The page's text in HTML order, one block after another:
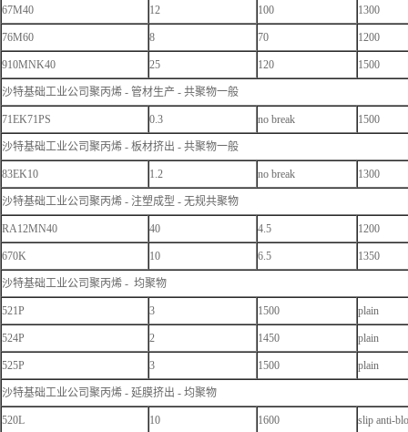
67M40 12 100 1300
76M60 8 70 1200
910MNK40 25 120 1500
沙特基础工业公司聚丙烯 - 管材生产 - 共聚物一般
71EK71PS 0.3 no break 1500
沙特基础工业公司聚丙烯 - 板材挤出 - 共聚物一般
83EK10 1.2 no break 1300
沙特基础工业公司聚丙烯 - 注塑成型 - 无规共聚物
RA12MN40 40 4.5 1200
670K 10 6.5 1350
沙特基础工业公司聚丙烯 - 均聚物
521P 3 1500 plain
524P 2 1450 plain
525P 3 1500 plain
沙特基础工业公司聚丙烯 - 延膜挤出 - 均聚物
520L 10 1600 slip anti-